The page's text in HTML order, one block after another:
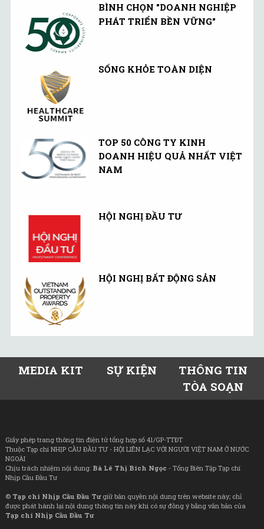
BÌNH CHỌN "DOANH NGHIỆP
PHÁT TRIỂN BỀN VỮNG"
SỐNG KHỎE TOÀN DIỆN
TOP 50 CÔNG TY KINH
DOANH HIỆU QUẢ NHẤT VIỆT
NAM
HỘI NGHỊ ĐẦU TƯ
HỘI NGHỊ BẤT ĐỘNG SẢN
MEDIA KIT SỰ KIỆN
THÔNG TIN
TÒA SOẠN
Giấy phép trang thông tin điện tử tổng hợp số 41/GP-TTĐT
Thuộc Tạp chí NHỊP CẦU ĐẦU TƯ - HỘI LIÊN LẠC VỚI NGƯỜI VIỆT NAM Ở NƯỚC
NGOÀI
Chịu trách nhiệm nội dung: Bà Lê Thị Bích Ngọc - Tổng Biên Tập Tạp chí
Nhịp Cầu Đầu Tư
© Tạp chí Nhịp Cầu Đầu Tưgiữ bản quyền nội dung trên website này; chỉ
được phát hành lại nội dung thông tin này khi có sự đồng ý bằng văn bản của
Tạp chí Nhịp Cầu Đầu Tư